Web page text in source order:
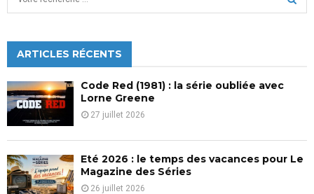
publications
h
f
o
r
:
C
ARTICLES RÉCENTS
Code Red (1981) : la série oubliée avec
Lorne Greene
27 juillet 2026
Eté 2026 : le temps des vacances pour Le
Magazine des Séries
26 juillet 2026